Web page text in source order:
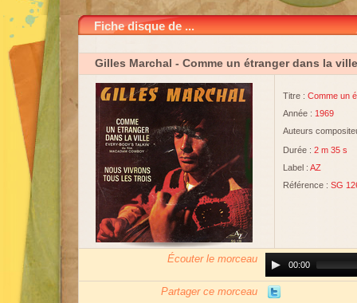
Fiche disque de ...
Gilles Marchal - Comme un étranger dans la ville
Titre : Comme un
Année : 1969
Auteurs
Durée : 2 m 35 s
Label : AZ
Référence : SG
Écouter le morceau
Player00:00
Partager ce morceau